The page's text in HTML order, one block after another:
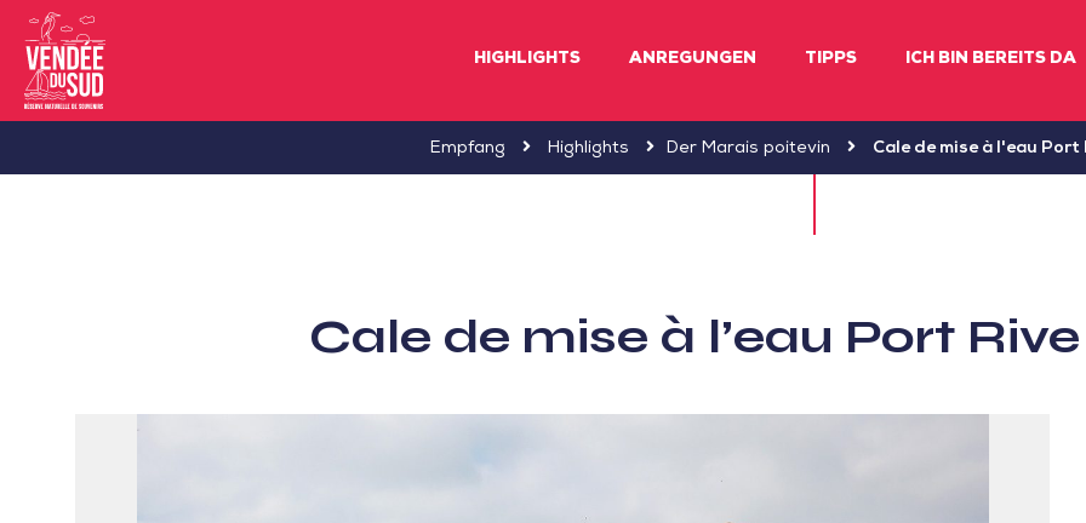
Sud
HIGHLIGHTS ANREGUNGEN TIPPS ICH BIN BEREITS DA
Empfang Highlights Der Marais poitevin Cale de mise à l'eau Port
Cale de mise à l’eau Port